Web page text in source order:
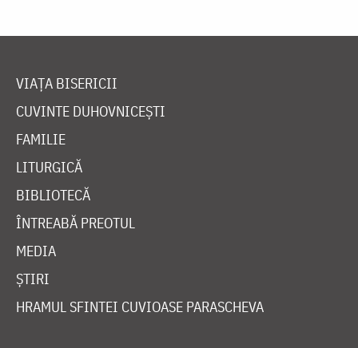
VIAȚA BISERICII
CUVINTE DUHOVNICEȘTI
FAMILIE
LITURGICĂ
BIBLIOTECĂ
ÎNTREABĂ PREOTUL
MEDIA
ȘTIRI
HRAMUL SFINTEI CUVIOASE PARASCHEVA